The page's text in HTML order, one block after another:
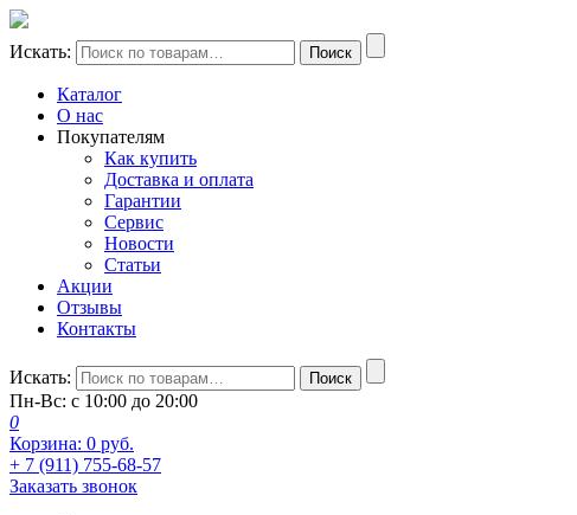
Искать: Поиск
Каталог
О нас
Покупателям
Как купить
Доставка и оплата
Гарантии
Сервис
Новости
Статьи
Акции
Отзывы
Контакты
Искать: Поиск
Пн-Вс: с 10:00 до 20:00
0
Корзина: 0 руб.
+ 7 (911) 755-68-57
Заказать звонок